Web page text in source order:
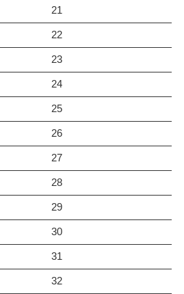
21
22
23
24
25
26
27
28
29
30
31
32